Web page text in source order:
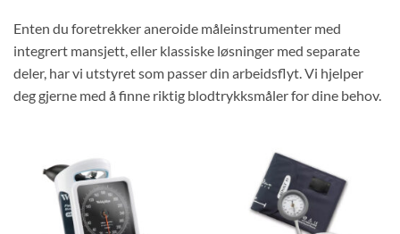
Enten du foretrekker aneroide måleinstrumenter med
integrert mansjett, eller klassiske løsninger med separate
deler, har vi utstyret som passer din arbeidsflyt. Vi hjelper
deg gjerne med å finne riktig blodtrykksmåler for dine behov.